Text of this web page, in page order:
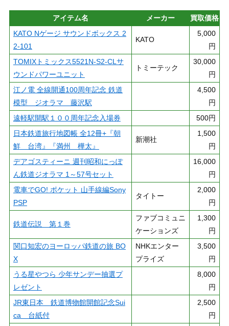
アイテム名 メーカー
買取価格
KATO Nゲージ サウンドボックス 2
2-101
KATO
5,000
円
TOMIXトミックス5521N-S2-CLサ
ウンドパワーユニット
トミーテック
30,000
円
江ノ電 全線開通100周年記念 鉄道
模型 ジオラマ 藤沢駅
4,500
円
遠軽駅開駅１００周年記念入場券
500円
日本鉄道旅行地図帳 全12冊+『朝
鮮 台湾』『満州 樺太』
新潮社
1,500
円
デアゴスティーニ 週刊昭和にっぽ
ん鉄道ジオラマ 1～57号セット
16,000
円
電車でGO! ポケット 山手線編Sony
PSP
タイトー
2,000
円
鉄道伝説 第１巻
ファブコミュニ
ケーションズ
1,300
円
関口知宏のヨーロッパ鉄道の旅 BO
X
NHKエンター
プライズ
3,500
円
うる星やつら 少年サンデー抽選プ
レゼント
8,000
円
JR東日本 鉄道博物館開館記念Sui
ca 台紙付
2,500
円